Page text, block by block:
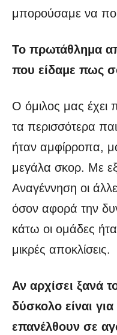
μπορούσαμε να
Το πρωτάθλημα
που είδαμε πως
Ο όμιλος μας έχει
τα περισσότερα
ήταν αμφίρροπα,
μεγάλα σκορ. Με
Αναγέννηση οι
όσον αφορά την
κάτω οι ομάδες
μικρές αποκλίσεις.
Αν αρχίσει ξανά
δύσκολο είναι
επανέλθουν σε